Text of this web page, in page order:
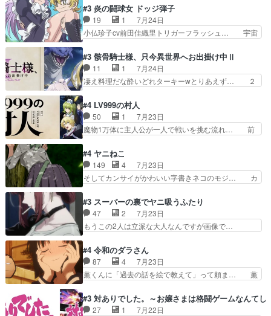
ぜかヒロイン化していますデ… 【今夜のアニメA
は…】前向き没落令嬢×こ… 「ぼやっとしてたら
菜園の領地の外まで開墾…
カちゃんがヤバすぎてボキキしそう(ぇ… 口裂け
女って人を襲うって知らなかった…ポ… そのスタ
イルで小学生ファッションは口裂け… 相変わら
ず、尺の都合なのか原作漫画の細か… 除霊士カム
昭和キッズを恐怖のどん底へ突… 現代で有名な口
裂け女登場！お市ちゃん、ポ… ろくろ首の除霊シ
ーン「悪霊退散」のパチン…
#3 炎の闘球女 ドッジ弾子
19 1
7月24日
小仏珍子cv前田佳織里トリガーフラッシュ… 宇宙
いたぶってるのか！？Cパートで懐か… 普通にド
ッジが激アツ。いや羽仁衣が初めて… 優谷優の声
優に「ちんこ」って言わせてて興… 珍子ちゃ
ん………！！！！？！先週に引き続… これは意図
限ったことでなく、最近のアニ… 東山朱莉
（AkariHIGASHIYAM… こんなに可憐で可愛い泣
き虫メイドが僅か3…
#3 骸骨騎士様、只今異世界へお出掛け中Ⅱ
11 1
7月24日
凄え料理だな酔いどれターキーwとりあえず… ２
いの良いお兄ちゃん！！現場も楽しかっ… 第３話
をｄアニメストアで視聴しました。視… ローデン
王国ホーバン領を訪れたアーク一行… 1期に引き
続き２期にも出演させていただけ… 1期の頃から
題解決特筆する事は無いが、… 今週もありがとう
ございます耳がヒクヒクな… 時計台に登ってるの
見ると挟まれないか心配…
#4 LV999の村人
50 1
7月23日
魔物1万体に主人公が一人で戦いを挑む流れ… 前
を魔物と人間に殺された鏡の生い立ち。… 勇者た
ちを信じてアリスを預ける、鏡を信じ… 勇者パー
ティが仲間になった！？会話が通じ… 鏡の過去、
辛すぎて胸が苦しくなりました…… 最初、勇者パ
コちゃんの性別が間違えられ… 鏡の両親がモンス
ターと人間にそれぞれ命を… 胸が苦しくなるほど
鏡くんの過去がとても残…
#4 ヤニねこ
149 4
7月23日
そしてカンサイがかわいい字書きネコのモジ… カ
は『ちんこ』によってリミッターが外れ… 今回は
汚い要素あまりなく普通にギャグアニ… あとアイ
キャッチが釈迦だったの本当に最高… まー、今回
もコンプライアンス違反にどこま… 達郎のオチに
ニメが好きでも大丈夫だよ」… あんな事こんな事
いっぱいさせられちゃうこ… 妹ネコちゃんのバー
ガーにタバコ入ってるの…
#3 スーパーの裏でヤニ吸うふたり
47 2
7月23日
もうこの2人は立派な大人なんですが画像で…
こ叡智でセクシー！ミストふっかけて嗅ぎ… あい
かわらず山田さんと田山さんが同一人物… 今さら
だけどずとまよのOP合ってるね。首… 佐々木と
田山さんにロマンスの香りが漂って… 佐々木さん
「ただのヤニ仲間」から「ちゃ… 田山から消臭ミ
ストを戴いてお礼返しをして… からかったつもり
#4 令和のダラさん
87 4
7月23日
薫くんに「過去の話を絵で教えて」って頼ま… 薫
シリアス展開になるかと思ったら全然そ… 薫が通
うは応神町立応神北小学校一方、日向… 思ったの
#3 対ありでした。～お嬢さまは格闘ゲームなんてし
27 1 7月22日